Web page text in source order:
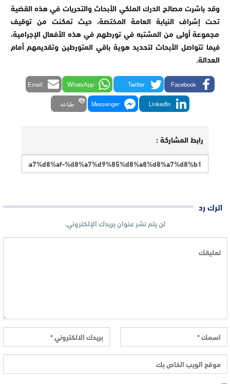
وقد باشرت مصالح الدرك الملكي الأبحاث والتحريات في هذه القضية
تحت إشراف النيابة العامة المختصة، حيث تمكنت من توقيف
مجموعة أولى من المشتبه في تورطهم في هذه الأفعال الإجرامية،
فيما تتواصل الأبحاث لتحديد هوية باقي المتورطين وتقديمهم أمام
العدالة.
Facebook
Twitter
WhatsApp
Email
LinkedIn
Messenger طباعة
رابط المشاركة :
اترك رد
لن يتم نشر عنوان بريدك الإلكتروني.